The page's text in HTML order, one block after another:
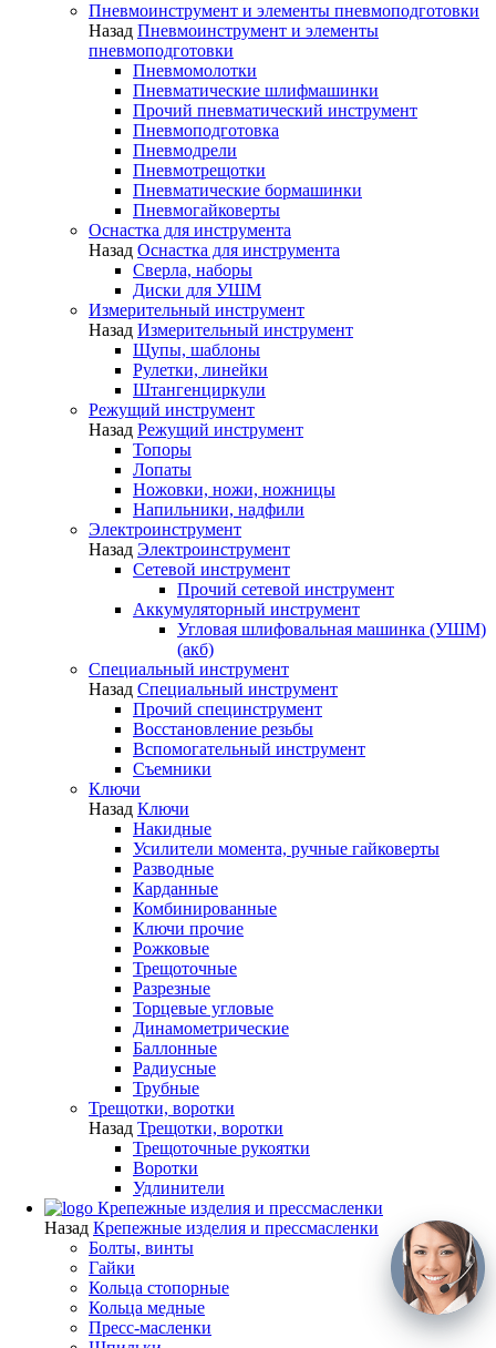
Пневмоинструмент и элементы пневмоподготовки
Назад Пневмоинструмент и элементы
пневмоподготовки
Пневмомолотки
Пневматические шлифмашинки
Прочий пневматический инструмент
Пневмоподготовка
Пневмодрели
Пневмотрещотки
Пневматические бормашинки
Пневмогайковерты
Оснастка для инструмента
Назад Оснастка для инструмента
Сверла, наборы
Диски для УШМ
Измерительный инструмент
Назад Измерительный инструмент
Щупы, шаблоны
Рулетки, линейки
Штангенциркули
Режущий инструмент
Назад Режущий инструмент
Топоры
Лопаты
Ножовки, ножи, ножницы
Напильники, надфили
Электроинструмент
Назад Электроинструмент
Сетевой инструмент
Прочий сетевой инструмент
Аккумуляторный инструмент
Угловая шлифовальная машинка (УШМ)
(акб)
Специальный инструмент
Назад Специальный инструмент
Прочий специнструмент
Восстановление резьбы
Вспомогательный инструмент
Съемники
Ключи
Назад Ключи
Накидные
Усилители момента, ручные гайковерты
Разводные
Карданные
Комбинированные
Ключи прочие
Рожковые
Трещоточные
Разрезные
Торцевые угловые
Динамометрические
Баллонные
Радиусные
Трубные
Трещотки, воротки
Назад Трещотки, воротки
Трещоточные рукоятки
Воротки
Удлинители
Крепежные изделия и прессмасленки
Назад Крепежные изделия и прессмасленки
Болты, винты
Гайки
Кольца стопорные
Кольца медные
Пресс-масленки